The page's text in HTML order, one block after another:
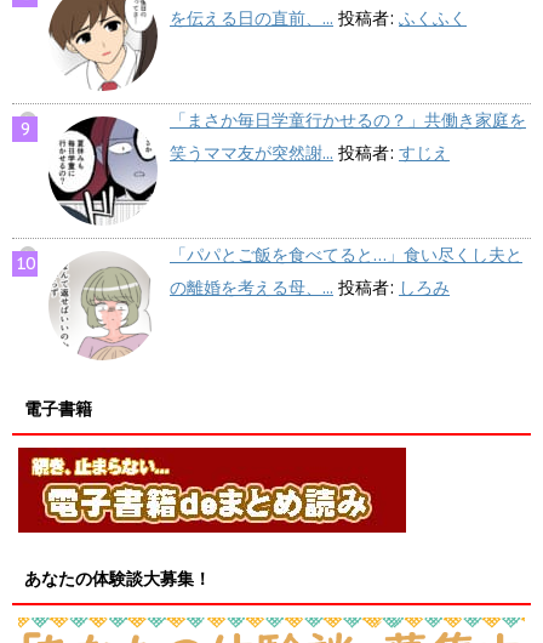
を伝える日の直前、... 投稿者: ふくふく
「まさか毎日学童行かせるの？」共働き家庭を
笑うママ友が突然謝... 投稿者: すじえ
「パパとご飯を食べてると…」食い尽くし夫と
の離婚を考える母、... 投稿者: しろみ
電子書籍
あなたの体験談大募集！